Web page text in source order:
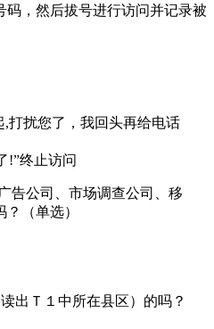
码，然后拔号进行访问并记录被
,打扰您了，我回头再给电话
!”终止访问
告公司、市场调查公司、移
（单选）
出Ｔ１中所在县区）的吗？